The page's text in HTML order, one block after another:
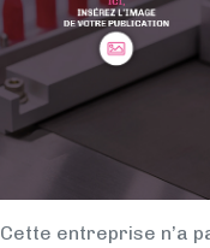
Cette entreprise n’a